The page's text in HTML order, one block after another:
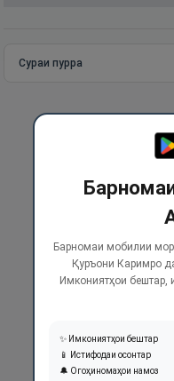
Сураи пурра
Барномаи мобилии
Қуръони Каримро
Имкониятҳои бештар,
✨ Имкониятҳои бештар
📱 Истифодаи осонтар
🔔 Огоҳиномаҳои намоз